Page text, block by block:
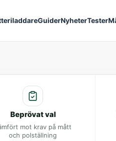
GuiderNyheterTester
Beprövat val
mot krav på mått
och polställning